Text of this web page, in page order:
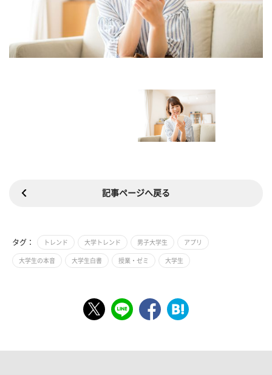
記事ページへ戻る
タグ： トレンド 大学トレンド 男子大学生 アプリ
大学生の本音 大学生白書 授業・ゼミ 大学生